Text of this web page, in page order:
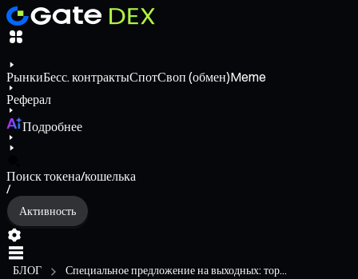
РынкиБесс. контрактыСпотСвоп (обмен)Meme
Реферал
Подробнее
Поиск токена/кошелька
/
Активность
БЛОГ Специальное предложение на выходных: тор...